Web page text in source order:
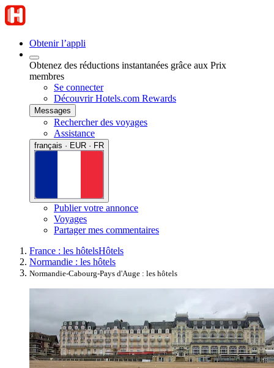
Obtenir l’appli
Obtenez des réductions instantanées grâce aux Prix
membres
Se connecter
Découvrir Hotels.com Rewards
Messages
Rechercher des voyages
Assistance
français · EUR · FR
Publier votre annonce
Voyages
Partager mes commentaires
France : les hôtelsHôtels
Normandie : les hôtels
Normandie-Cabourg-Pays d'Auge : les hôtels